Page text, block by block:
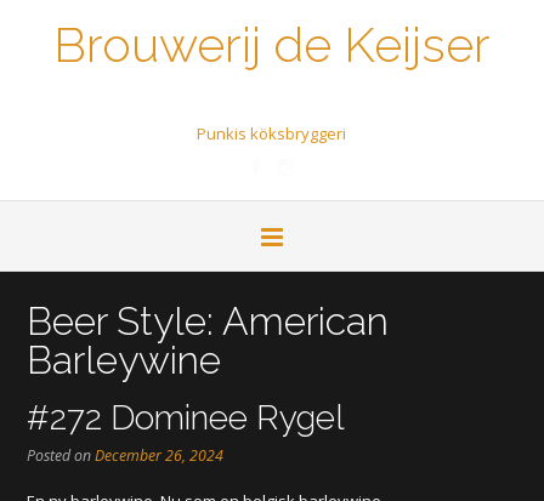
Brouwerij de Keijser
Punkis köksbryggeri
Beer Style: American
Barleywine
#272 Dominee Rygel
Posted onDecember 26, 2024